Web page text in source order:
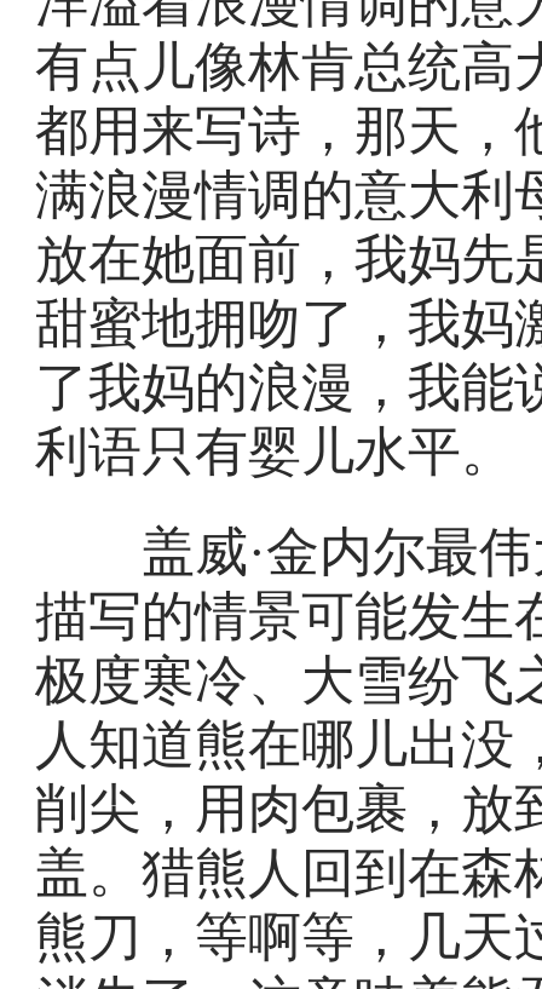
有点儿像林肯总统高
都用来写诗，那天，
满浪漫情调的意大利
放在她面前，我妈先
甜蜜地拥吻了，我妈
了我妈的浪漫，我能
利语只有婴儿水平。
盖威·金内尔最伟
描写的情景可能发生
极度寒冷、大雪纷飞
人知道熊在哪儿出没
削尖，用肉包裹，放
盖。猎熊人回到在森
熊刀，等啊等，几天